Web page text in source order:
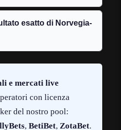
esatto di Norvegia-
e mercati live
con licenza
del nostro pool:
, BetiBet, ZotaBet.